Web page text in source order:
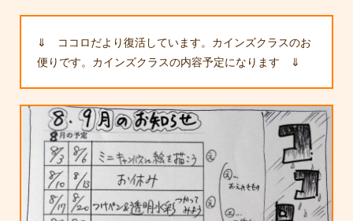
⇓ ココロだより復活しています。カインズクラスのお
便りです。カインズクラスの内容予定になります ⇓